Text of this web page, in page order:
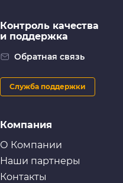
Компания
О Компании
Наши партнеры
Контакты
Контроль качества
и поддержка
Обратная связь
Служба поддержки